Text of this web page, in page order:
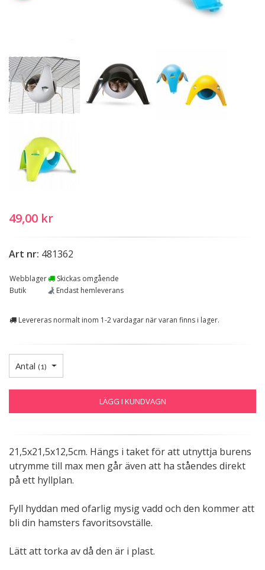
49,00 kr
Art nr: 481362
Webblager
Skickas omgående
Butik
Endast hemleverans
Levereras normalt inom 1-2 vardagar när varan finns i lager.
Antal (1)
LÄGG I KUNDVAGN
21,5x21,5x12,5cm. Hängs i taket för att utnyttja burens
utrymme till max men går även att ha ståendes direkt
på ett hyllplan.
Fyll hyddan med ofarlig mysig vadd och den kommer att
bli din hamsters favoritsovställe.
Lätt att torka av då den är i plast.